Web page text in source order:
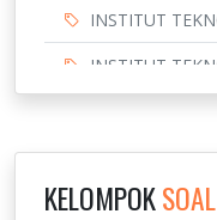
INSTITUT
INSTITUT
NOVEMBER
KELOMPOKSOAL